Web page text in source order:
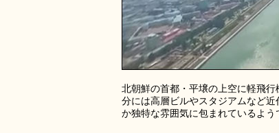
北朝鮮の首都・平壌の上空に軽飛
分には高層ビルやスタジアムなど
か独特な雰囲気に包まれているよう